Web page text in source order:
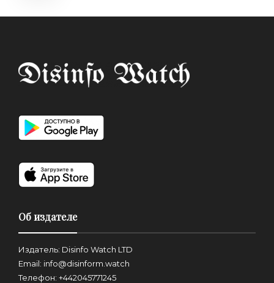
Об издателе
Издатель: Disinfo Watch LTD
Email: info@disinform.watch
Телефон: +442045771245